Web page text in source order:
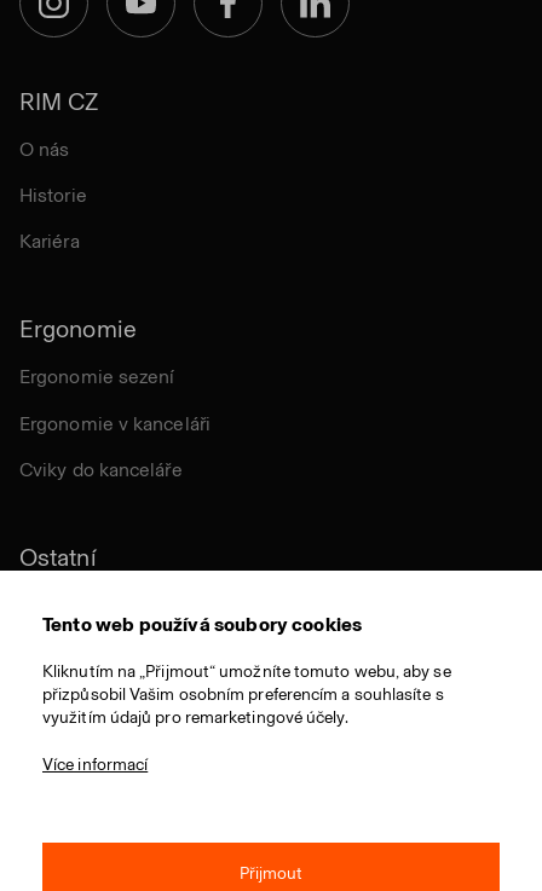
InstagramYouTube FacebookLinkedIn
RIM CZ
O nás
Historie
Kariéra
Ergonomie
Ergonomie sezení
Ergonomie v kanceláři
Cviky do kanceláře
Ostatní
Látky a materiály
Tento web používá soubory cookies
Kliknutím na „Přijmout“ umožníte tomuto webu, aby se
přizpůsobil Vašim osobním preferencím a souhlasíte s
využitím údajů pro remarketingové účely.
Více informací
Přijmout